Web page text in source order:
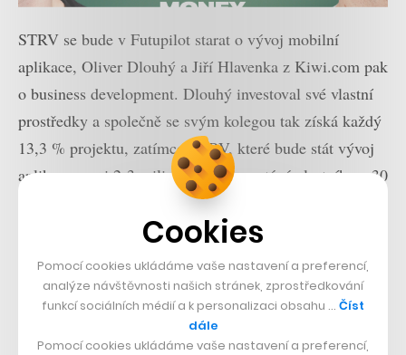
STRV se bude v Futupilot starat o vývoj mobilní
aplikace, Oliver Dlouhý a Jiří Hlavenka z Kiwi.com pak
o business development. Dlouhý investoval své vlastní
prostředky a společně se svým kolegou tak získá každý
13,3 % projektu, zatímco STRV, které bude stát vývoj
aplikace mezi 2-3 miliony korun, se stává vlastníkem 30
„Inteligentní kolo ovládané přes mobilní telefon,
to je přesně typ projektu, který nás láká. Dávat
dohromady naši znalost ze světa mobilních
aplikací s fyzickými věcmi připojenými na
Cookies
Pomocí cookies ukládáme vaše nastavení a preferencí,
analýze návštěvnosti našich stránek, zprostředkování
funkcí sociálních médií a k personalizaci obsahu … Číst
dále
Pomocí cookies ukládáme vaše nastavení a preferencí,